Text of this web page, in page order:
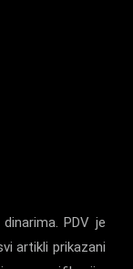
PDV je
artikli prikazani